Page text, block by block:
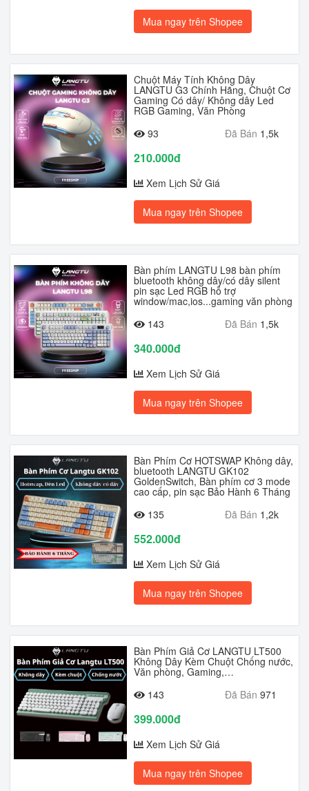
Mua ngay trên Shopee
Chuột Máy Tính Không Dây
LANGTU G3 Chính Hãng, Chuột Cơ
Gaming Có dây/ Không dây Led
RGB Gaming, Văn Phòng
93
Đã Bán 1,5k
210.000đ
Xem Lịch Sử Giá
Mua ngay trên Shopee
Bàn phím LANGTU L98 bàn phím
bluetooth không dây/có dây silent
pin sạc Led RGB hỗ trợ
window/mac,ios...gaming văn phòng
143
Đã Bán 1,5k
340.000đ
Xem Lịch Sử Giá
Mua ngay trên Shopee
Bàn Phím Cơ HOTSWAP Không dây,
bluetooth LANGTU GK102
GoldenSwitch, Bàn phím cơ 3 mode
cao cấp, pin sạc Bảo Hành 6 Tháng
135
Đã Bán 1,2k
552.000đ
Xem Lịch Sử Giá
Mua ngay trên Shopee
Bàn Phím Giả Cơ LANGTU LT500
Không Dây Kèm Chuột Chống nước,
Văn phòng, Gaming,…
143
Đã Bán 971
399.000đ
Xem Lịch Sử Giá
Mua ngay trên Shopee